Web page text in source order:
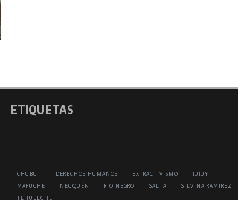
ETIQUETAS
CHUBUT DERECHOS HUMANOS EXTRACTIVISMO
JUJUY
MAPUCHE
NEUQUÉN RIO NEGRO SALTA
SILVINA RAMIREZ
TEHUELCHE